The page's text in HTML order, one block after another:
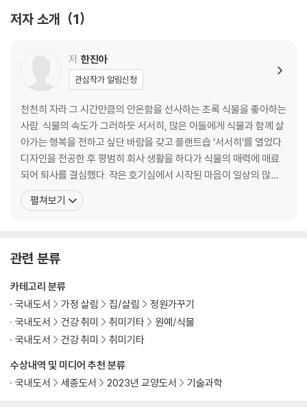
[식물에게 집이 되어주는 흙]
흙 마름에 영향을 주는 요소
흙의 종류 및 배양토의 구성 성분
적절한 흙 배합이란?
흙에 생긴 문제, 과습
흙에 생긴 문제, 건조
[빛은 10시간이면 OK]
광합성이란?
빛 선호도에 따른 식물 분류
빛이 부족하면 생기는 증상
물이 하는 일
물이 과하면 생기는 증상
물이 부족하면 생기는 증상
올바른 물 주기 방법
다양한 물 주기 방법
저자 소개 1
저 한진아
관심작가 알림신청
천천히 자라 그 시간만큼의 안온함을 선사하는 초록 식물을 좋아하는
사람. 식물의 속도가 그러하듯 서서히, 많은 이들에게 식물과 함께 살
아가는 행복을 전하고 싶단 바람을 갖고 플랜트숍 ‘서서히’를 열었다.
디자인을 전공한 후 평범히 회사 생활을 하다가 식물의 매력에 매료
되어 퇴사를 결심했다. 작은 호기심에서 시작된 마음이 일상의 많은
것들을 바꿔 놓았고, 플랜트숍에서의 아르바이트를 시작으로 새로운
삶을 살아가게 되었다. 이후 식물로써 사람의 마음을 치유하고, 위로
펼쳐보기
관련 분류
수상내역 및 미디어 추천 분류
국내도서
세종도서 2023년 교양도서 기술과학
카테고리 분류
국내도서
가정 살림 집/살림
정원가꾸기
국내도서
건강 취미 취미기타
원예/식물
국내도서
건강 취미 취미기타